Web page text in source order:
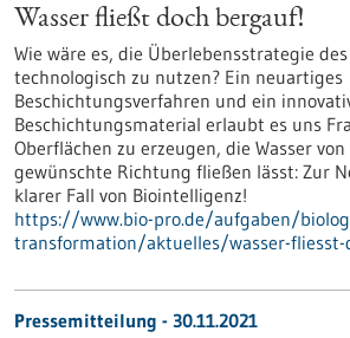
Wasser fließt doch bergauf!
Wie wäre es, die Überlebensstrategie
technologisch zu nutzen? Ein neuartiges
Beschichtungsverfahren und ein
Beschichtungsmaterial erlaubt es uns
Oberflächen zu erzeugen, die Wasser
gewünschte Richtung fließen lässt: Zur
klarer Fall von Biointelligenz!
https://www.bio-pro.de/aufgaben/
transformation/aktuelles/wasser-fliesst-
Pressemitteilung - 30.11.2021